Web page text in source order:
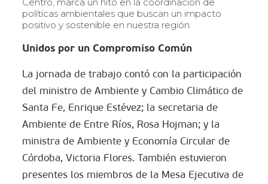
políticas ambientales que buscan un impacto
positivo y sostenible en nuestra región.
Unidos por un Compromiso Común
La jornada de trabajo contó con la participación
del ministro de Ambiente y Cambio Climático de
Santa Fe, Enrique Estévez; la secretaria de
Ambiente de Entre Ríos, Rosa Hojman; y la
ministra de Ambiente y Economía Circular de
Córdoba, Victoria Flores. También estuvieron
presentes los miembros de la Mesa Ejecutiva de